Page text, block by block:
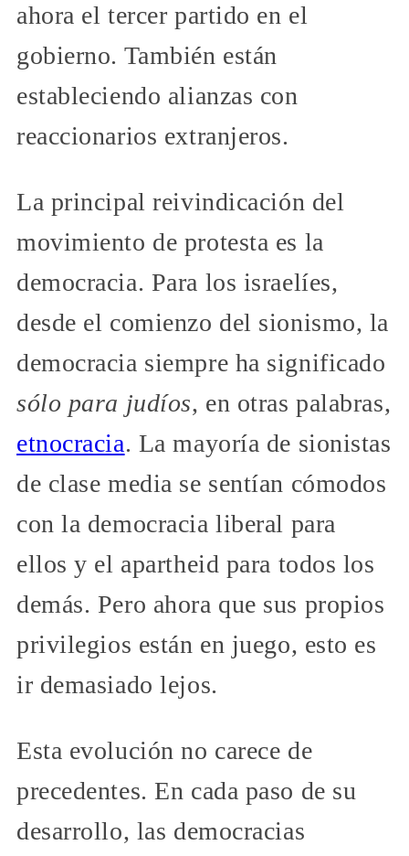
ahora el tercer partido en el
gobierno. También están
estableciendo alianzas con
reaccionarios extranjeros.
La principal reivindicación del
movimiento de protesta es la
democracia. Para los israelíes,
desde el comienzo del sionismo, la
democracia siempre ha significado
sólo para judíos, en otras palabras,
etnocracia. La mayoría de sionistas
de clase media se sentían cómodos
con la democracia liberal para
ellos y el apartheid para todos los
demás. Pero ahora que sus propios
privilegios están en juego, esto es
ir demasiado lejos.
Esta evolución no carece de
precedentes. En cada paso de su
desarrollo, las democracias